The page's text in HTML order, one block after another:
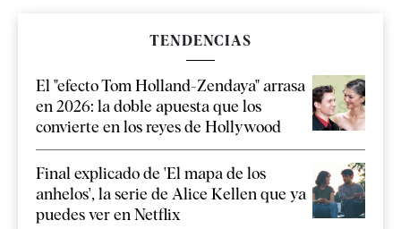
TENDENCIAS
El "efecto Tom Holland-Zendaya" arrasa
en 2026: la doble apuesta que los
convierte en los reyes de Hollywood
Final explicado de 'El mapa de los
anhelos', la serie de Alice Kellen que ya
puedes ver en Netflix